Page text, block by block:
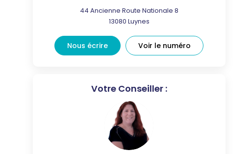
44 Ancienne Route Nationale 8
13080 Luynes
Nous écrire Voir le numéro
Votre Conseiller :